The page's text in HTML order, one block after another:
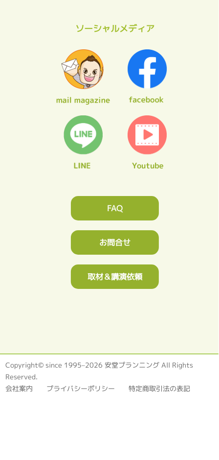
ソーシャルメディア
FAQ
お問合せ
取材＆講演依頼
Copyright© since 1995–2026 安堂プランニング All Rights
Reserved.
会社案内 プライバシーポリシー 特定商取引法の表記